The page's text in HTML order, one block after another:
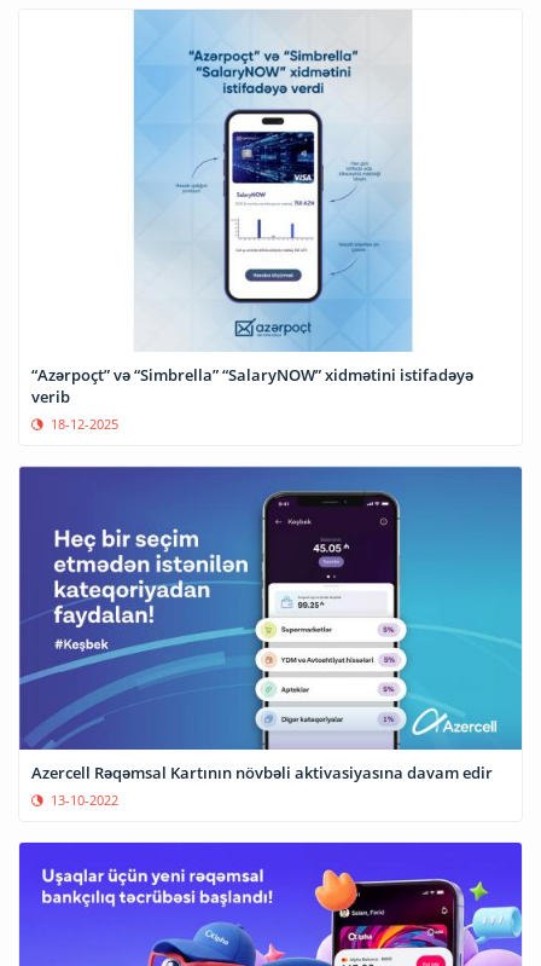
“Azərpoçt” və “Simbrella” “SalaryNOW” xidmətini istifadəyə
verib
18-12-2025
Azercell Rəqəmsal Kartının növbəli aktivasiyasına davam edir
13-10-2022